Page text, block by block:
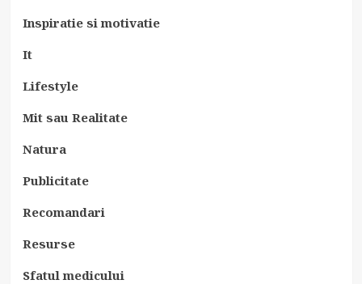
Inspiratie si motivatie
It
Lifestyle
Mit sau Realitate
Natura
Publicitate
Recomandari
Resurse
Sfatul medicului